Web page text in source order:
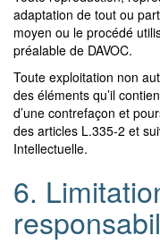
adaptation de tout ou
moyen ou le procédé
préalable de DAVOC.
Toute exploitation non
des éléments qu’il
d’une contrefaçon et
des articles L.335-2 et
Intellectuelle.
6.